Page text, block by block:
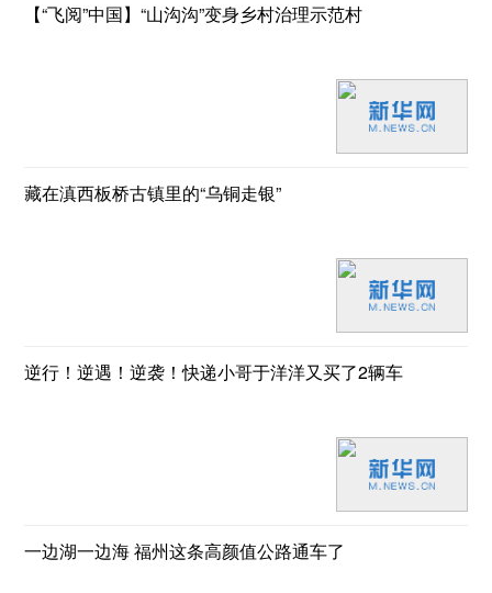
【“飞阅”中国】“山沟沟”变身乡村治理示范村
藏在滇西板桥古镇里的“乌铜走银”
逆行！逆遇！逆袭！快递小哥于洋洋又买了2辆车
一边湖一边海 福州这条高颜值公路通车了